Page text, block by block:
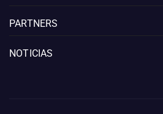
PARTNERS
NOTICIAS